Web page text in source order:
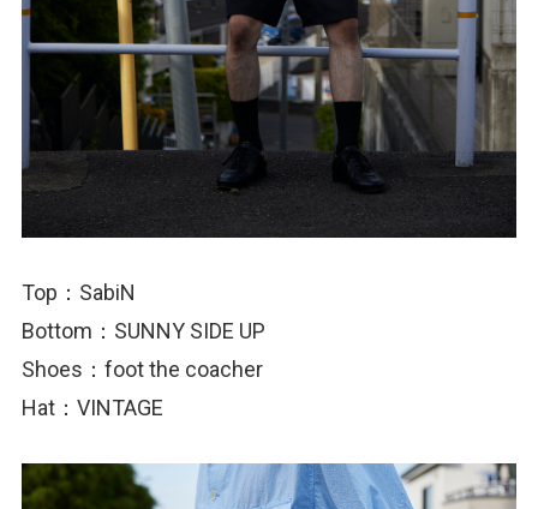
Top：SabiN
Bottom：SUNNY SIDE UP
Shoes：foot the coacher
Hat：VINTAGE